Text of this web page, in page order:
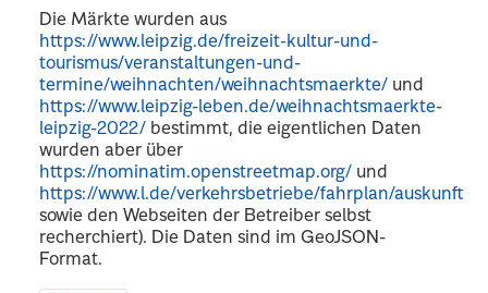
Die Märkte wurden aus
https://www.leipzig.de/freizeit-kultur-und-
tourismus/veranstaltungen-und-
termine/weihnachten/weihnachtsmaerkte/ und
https://www.leipzig-leben.de/weihnachtsmaerkte-
leipzig-2022/ bestimmt, die eigentlichen Daten
wurden aber über
https://nominatim.openstreetmap.org/ und
https://www.l.de/verkehrsbetriebe/fahrplan/auskunft
sowie den Webseiten der Betreiber selbst
recherchiert). Die Daten sind im GeoJSON-
Format.